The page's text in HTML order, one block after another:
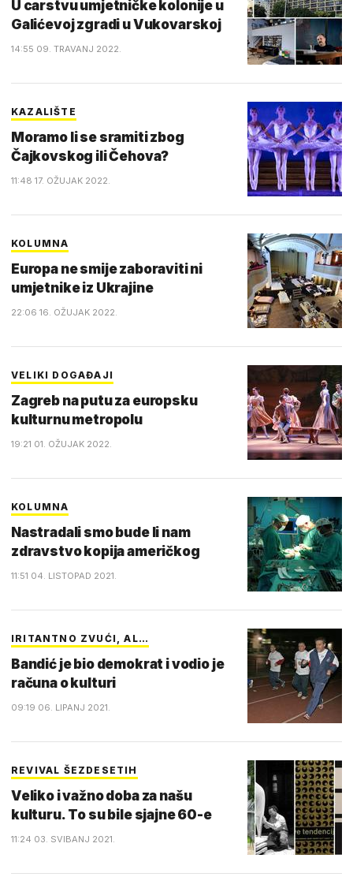
U carstvu umjetničke kolonije u
Galićevoj zgradi u Vukovarskoj
14:55 09. TRAVANJ 2022.
KAZALIŠTE
Moramo li se sramiti zbog
Čajkovskog ili Čehova?
11:48 17. OŽUJAK 2022.
KOLUMNA
Europa ne smije zaboraviti ni
umjetnike iz Ukrajine
22:06 16. OŽUJAK 2022.
VELIKI DOGAĐAJI
Zagreb na putu za europsku
kulturnu metropolu
19:21 01. OŽUJAK 2022.
KOLUMNA
Nastradali smo bude li nam
zdravstvo kopija američkog
11:51 04. LISTOPAD 2021.
IRITANTNO ZVUĆI, AL…
Bandić je bio demokrat i vodio je
računa o kulturi
09:19 06. LIPANJ 2021.
REVIVAL ŠEZDESETIH
Veliko i važno doba za našu
kulturu. To su bile sjajne 60-e
11:24 03. SVIBANJ 2021.